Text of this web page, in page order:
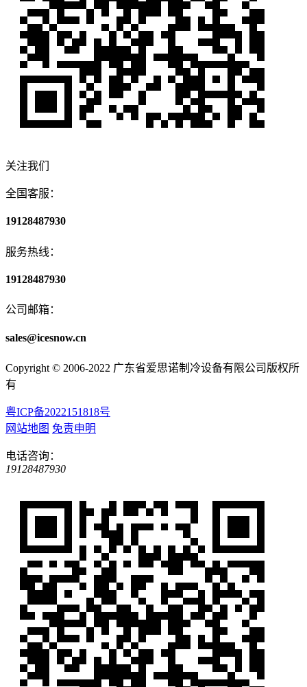
关注我们
全国客服：
19128487930
服务热线：
19128487930
公司邮箱：
sales@icesnow.cn
Copyright © 2006-2022 广东省爱思诺制冷设备有限公司版权所
有
粤ICP备2022151818号
网站地图 免责申明
电话咨询：
19128487930